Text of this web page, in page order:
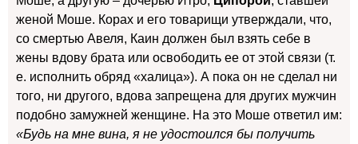
женой Моше. Корах и его товарищи утверждали, что,
со смертью Авеля, Каин должен был взять себе в
жены вдову брата или освободить ее от этой связи (т.
е. исполнить обряд «халица»). А пока он не сделал ни
того, ни другого, вдова запрещена для других мужчин
подобно замужней женщине. На это Моше ответил им:
«Будь на мне вина, я не удостоился бы получить